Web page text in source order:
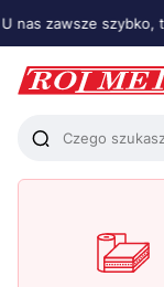
zawsze szybko,